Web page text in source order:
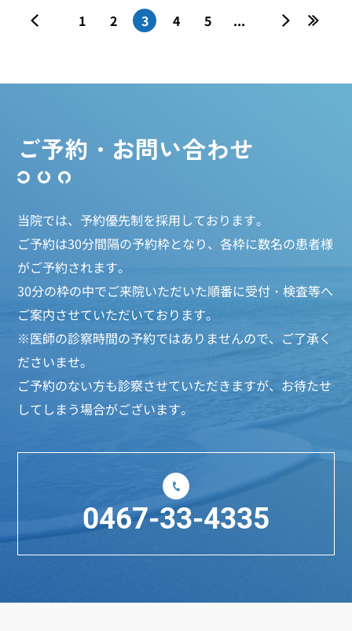
« 1 2 3 4 5 ... » »
ご予約・お問い合わせ
当院では、予約優先制を採用しております。
ご予約は30分間隔の予約枠となり、各枠に数名の患者様
がご予約されます。
30分の枠の中でご来院いただいた順番に受付・検査等へ
ご案内させていただいております。
※医師の診察時間の予約ではありませんので、ご了承く
ださいませ。
ご予約のない方も診察させていただきますが、お待たせ
してしまう場合がございます。
0467-33-4335